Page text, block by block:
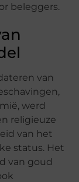
beleggers.
van
werd
religieuze
van het
status. Het
van goud